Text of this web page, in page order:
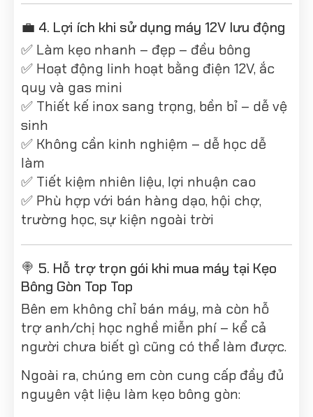
💼 4. Lợi ích khi sử dụng máy 12V lưu động
✅ Làm kẹo nhanh – đẹp – đều bông
✅ Hoạt động linh hoạt bằng điện 12V, ắc
quy và gas mini
✅ Thiết kế inox sang trọng, bền bỉ – dễ vệ
sinh
✅ Không cần kinh nghiệm – dễ học dễ
làm
✅ Tiết kiệm nhiên liệu, lợi nhuận cao
✅ Phù hợp với bán hàng dạo, hội chợ,
trường học, sự kiện ngoài trời
🍭 5. Hỗ trợ trọn gói khi mua máy tại Kẹo
Bông Gòn Top Top
Bên em không chỉ bán máy, mà còn hỗ
trợ anh/chị học nghề miễn phí – kể cả
người chưa biết gì cũng có thể làm được.
Ngoài ra, chúng em còn cung cấp đầy đủ
nguyên vật liệu làm kẹo bông gòn: